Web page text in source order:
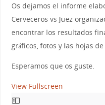
Os dejamos el informe
Cerveceros vs Juez
encontrar los resultados
gráficos, fotos y las hojas de
Esperamos que os guste.
View Fullscreen